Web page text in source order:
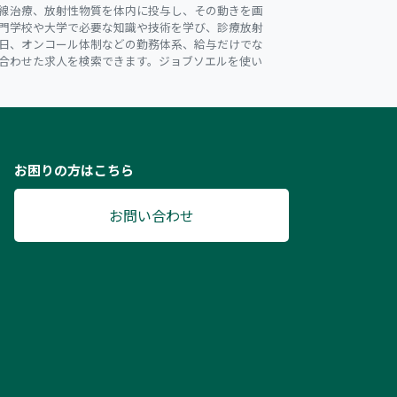
治療、放射性物質を体内に投与し、その動きを画
学校や大学で必要な知識や技術を学び、診療放射
、オンコール体制などの勤務体系、給与だけでな
せた求人を検索できます。ジョブソエルを使い
お困りの方はこちら
お問い合わせ